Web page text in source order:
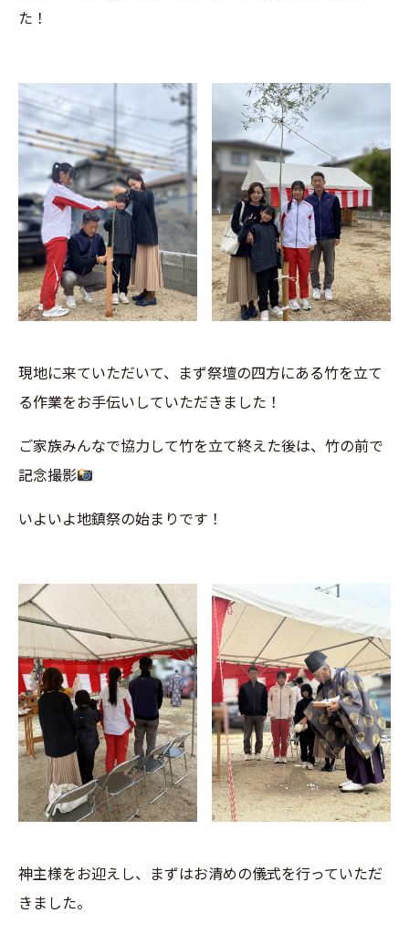
た！
現地に来ていただいて、まず祭壇の四方にある竹を立て
る作業をお手伝いしていただきました！
ご家族みんなで協力して竹を立て終えた後は、竹の前で
記念撮影
いよいよ地鎮祭の始まりです！
神主様をお迎えし、まずはお清めの儀式を行っていただ
きました。